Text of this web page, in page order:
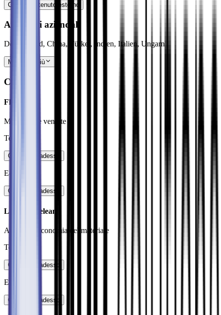
Carica contenuto esterno
Altre sedi aziendali
Deutschland, China, Türkei, Indien, Italien, Ungarn
Mostra di più
Contatto
Flora Pfau
Marketing e vendite
Telefono
Contattare adesso
E-Mail
Contattare adesso
Lucas Ardelean
Acquisti / Economia del materiale
Telefono
Contattare adesso
E-Mail
Contattare adesso